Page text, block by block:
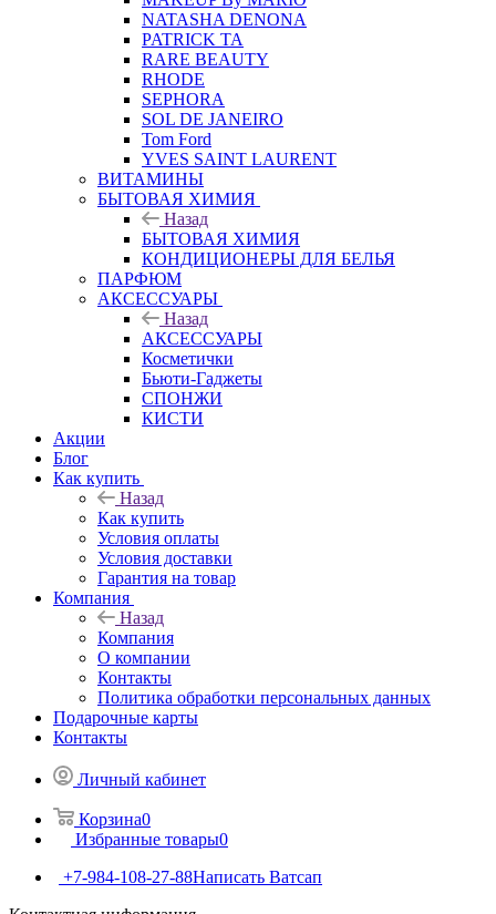
NATASHA DENONA
PATRICK TA
RARE BEAUTY
RHODE
SEPHORA
SOL DE JANEIRO
Tom Ford
YVES SAINT LAURENT
ВИТАМИНЫ
БЫТОВАЯ ХИМИЯ
Назад
БЫТОВАЯ ХИМИЯ
КОНДИЦИОНЕРЫ ДЛЯ БЕЛЬЯ
ПАРФЮМ
АКСЕССУАРЫ
Назад
АКСЕССУАРЫ
Косметички
Бьюти-Гаджеты
СПОНЖИ
КИСТИ
Акции
Блог
Как купить
Назад
Как купить
Условия оплаты
Условия доставки
Гарантия на товар
Компания
Назад
Компания
О компании
Контакты
Политика обработки персональных данных
Подарочные карты
Контакты
Личный кабинет
Корзина0
Избранные товары0
+7-984-108-27-88Написать Ватсап